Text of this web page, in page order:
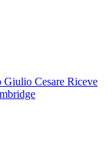
Cesare Riceve